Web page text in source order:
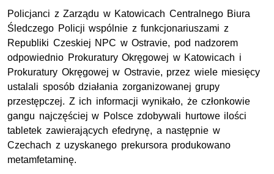
Policjanci z Zarządu w Katowicach Centralnego Biura
Śledczego Policji wspólnie z funkcjonariuszami z
Republiki Czeskiej NPC w Ostravie, pod nadzorem
odpowiednio Prokuratury Okręgowej w Katowicach i
Prokuratury Okręgowej w Ostravie, przez wiele miesięcy
ustalali sposób działania zorganizowanej grupy
przestępczej. Z ich informacji wynikało, że członkowie
gangu najczęściej w Polsce zdobywali hurtowe ilości
tabletek zawierających efedrynę, a następnie w
Czechach z uzyskanego prekursora produkowano
metamfetaminę.